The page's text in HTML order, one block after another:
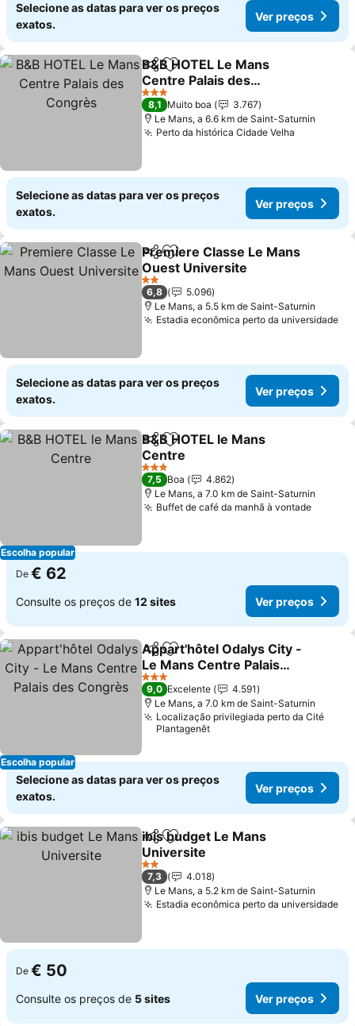
Selecione as datas para ver os preços
exatos.
Ver preços
PartilharAdicionar aos favoritos
B&B HOTEL Le Mans
Centre Palais des
Congrès
Ver preços
3 Estrelas
8,1 Muito boa
3.767
Le Mans, a 6.6 km de Saint-Saturnin
Perto da histórica Cidade Velha
Selecione as datas para ver os preços
exatos.
Ver preços
PartilharAdicionar aos favoritos
Premiere Classe Le Mans
Ouest Universite
Ver preços
2 Estrelas
6,8
5.096
Le Mans, a 5.5 km de Saint-Saturnin
Estadia econômica perto da universidade
Selecione as datas para ver os preços
exatos.
Ver preços
Escolha popular
PartilharAdicionar aos favoritos
B&B HOTEL le Mans
Centre
Ver preços
3 Estrelas
7,5 Boa
4.862
Le Mans, a 7.0 km de Saint-Saturnin
Buffet de café da manhã à vontadeVer
De € 62
Consulte os preços de 12 sites Ver preços
Escolha popular
PartilharAdicionar aos favoritos
Appart'hôtel Odalys City -
Le Mans Centre Palais
des Congrès
Ver preços
3 Estrelas
9,0 Excelente
4.591
Le Mans, a 7.0 km de Saint-Saturnin
Localização privilegiada perto da Cité
Plantagenêt
Selecione as datas para ver os preços
exatos.
Ver preços
PartilharAdicionar aos favoritos
ibis budget Le Mans
Universite
Ver preços
2 Estrelas
7,3
4.018
Le Mans, a 5.2 km de Saint-Saturnin
Estadia econômica perto da universidade
De € 50
Consulte os preços de 5 sites Ver preços